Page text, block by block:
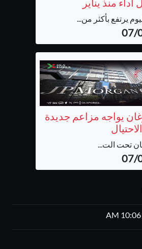
يرتفع بأكثر من...
يواجه مزاعم جديدة
تحت الت...